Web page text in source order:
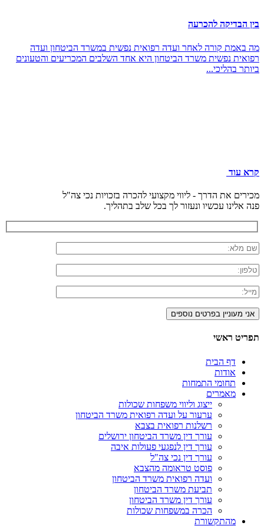
בין הבדיקה להכרעה
מה באמת קורה לאחר ועדה רפואית נפשית במשרד הביטחון ועדה
רפואית נפשית משרד הביטחון היא אחד השלבים המכריעים והטעונים
ביותר בהליכי...
קרא עוד
מכירים את הדרך - ליווי מקצועי להכרה בזכויות נכי צה"ל
פנה אלינו עכשיו ונעזור לך בכל שלב בתהליך.
תפריט ראשי
דף הבית
אודות
תחומי התמחות
מאמרים
ייצוג וליווי משפחות שכולות
ערעור על ועדה רפואית משרד הביטחון
רשלנות רפואית בצבא
עורך דין משרד הביטחון ירושלים
עורך דין לנפגעי פעולות איבה
עורך דין נכי צה"ל
פוסט טראומה מהצבא
ועדה רפואית משרד הביטחון
תביעת משרד הביטחון
עורך דין משרד הביטחון
הכרה במשפחות שכולות
מהתקשורת